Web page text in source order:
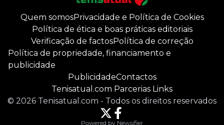
Quem somosPrivacidade e Política de Cookies
Política de ética e boas práticas editoriais
Verificação de factosPolítica de correção
Política de propriedade, financiamento e
publicidade
PublicidadeContactos
Tenisatual.com Parcerias Links
© 2026 Tenisatual.com - Todos os direitos reservados
Powered by Newsifier